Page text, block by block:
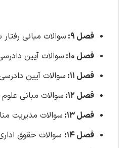
فصل 9:
سوالات مبانی رفتار
فصل 10:
سوالات آیین دادرسی
فصل 11:
سوالات آیین دادرسی
فصل 12:
سوالات مبانی علوم
فصل 13:
سوالات مدیریت منابع
فصل 14:
سوالات حقوق اداری